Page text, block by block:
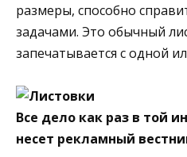
размеры, способно
задачами. Это обычный
запечатывается с одной
Все дело как раз в той
несет рекламный